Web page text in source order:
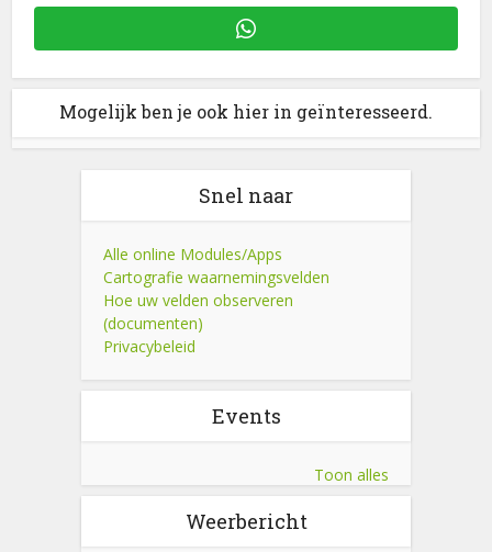
Mogelijk ben je ook hier in geïnteresseerd.
Snel naar
Alle online Modules/Apps
Cartografie waarnemingsvelden
Hoe uw velden observeren
(documenten)
Privacybeleid
Events
Toon alles
Weerbericht